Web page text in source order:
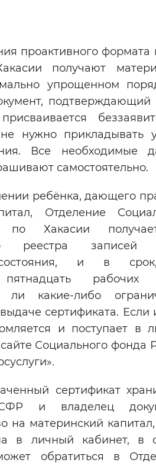
Цвет сайта
Инверсивный
Синий фон
Изображения
Выключены
Звуковой ассистент
Остановить
стандартные настройки
проактивного формата
получают
упрощенном
подтверждающий
нужно прикладывать
Все необходимые
самостоятельно.
ребёнка, дающего
Отделение
по Хакасии
реестра записей
состояния, и в
рабочих
ли какие-либо
сертификата. Если
и поступает в
Социального фонда
сертификат
и владелец
на материнский
в личный кабинет, в
обратиться в